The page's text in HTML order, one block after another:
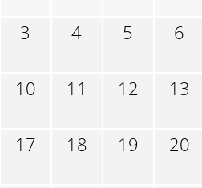
3 4 5 6
10 11 12 13
17 18 19 20